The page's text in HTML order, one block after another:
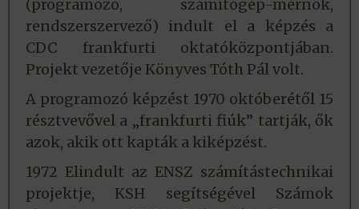
(programozó, számítógép-mérnök,
rendszerszervező) indult el a képzés a
CDC frankfurti oktatóközpontjában.
Projekt vezetője Könyves Tóth Pál volt.
A programozó képzést 1970 októberétől 15
résztvevővel a „frankfurti fiúk” tartják, ők
azok, akik ott kapták a kiképzést.
1972 Elindult az ENSZ számítástechnikai
projektje, KSH segítségével Számok